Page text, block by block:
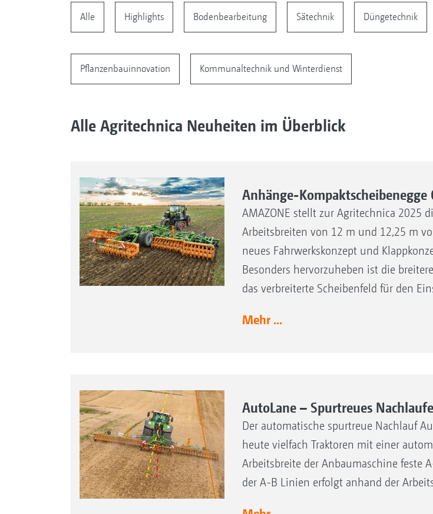
Alle Highlights Bodenbearbeitung Sätechnik Düngetechnik
Pflanzenbauinnovation Kommunaltechnik und Winterdienst
Alle Agritechnica Neuheiten im Überblick
Anhänge-Kompaktscheibenegge
AMAZONE stellt zur Agritechnica 2025
Arbeitsbreiten von 12 m und 12,25 m
neues Fahrwerkskonzept und
Besonders hervorzuheben ist die
das verbreiterte Scheibenfeld für den
Mehr ...
AutoLane – Spurtreues
Der automatische spurtreue Nachlauf
heute vielfach Traktoren mit einer
Arbeitsbreite der Anbaumaschine feste
der A-B Linien erfolgt anhand der